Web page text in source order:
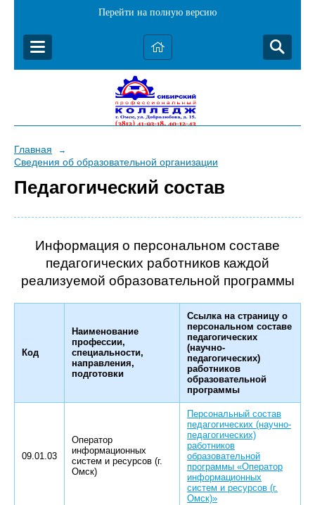
Перейти на полную версию
Главная →
Сведения об образовательной организации
Педагогический состав
Информация о персональном составе
педагогических работников каждой
реализуемой образовательной программы
Код
Наименование
профессии,
специальности,
направления,
подготовки
Ссылка на страницу о
персональном составе
педагогических
(научно-
педагогических)
работников
образовательной
программы
09.01.03
Оператор
информационных
систем и ресурсов (г.
Омск)
Персональный состав
педагогических (научно-
педагогических)
работников
образовательной
программы «Оператор
информационных
систем и ресурсов (г.
Омск)»